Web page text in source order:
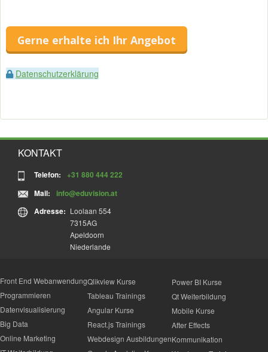
Gerne erhalte ich Ihr Angebot
Datenschutzerklärung
KONTAKT
Telefon:
+31 880 444 222
Mail:
info@eduvision.at
Adresse: Loolaan 554
7315AG
Apeldoorn
Niederlande
Front End Webanwendung
Programmieren
Datenvisualisierung
Big Data
Online Marketing
Qlikview Kurse
Tableau Trainings
Angular Kurse
React.js Trainings
Webdesign Ausbildungen
Power BI Kurse
Qt Weiterbildung
Mobile Kurse
After Effects
Kommunikation